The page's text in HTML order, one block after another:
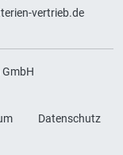
vertrieb.de
Datenschutz